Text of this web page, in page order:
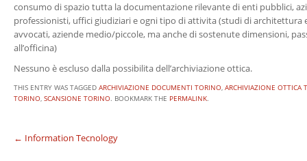
consumo di spazio tutta la documentazione rilevante di enti pubblici,
professionisti, uffici giudiziari e ogni tipo di attivita (studi di architettura
avvocati, aziende medio/piccole, ma anche di sostenute dimensioni,
all’officina)
Nessuno è escluso dalla possibilita dell’archiviazione ottica.
THIS ENTRY WAS TAGGED ARCHIVIAZIONE DOCUMENTI TORINO, ARCHIVIAZIONE OTTICA
TORINO, SCANSIONE TORINO. BOOKMARK THE PERMALINK.
Post navigation
← Information Tecnology